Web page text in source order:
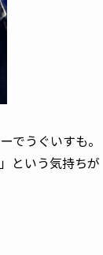
でうぐいすも。
という気持ちが